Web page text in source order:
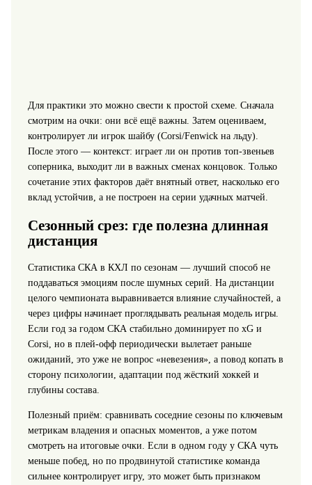
Для практики это можно свести к простой схеме. Сначала
смотрим на очки: они всё ещё важны. Затем оцениваем,
контролирует ли игрок шайбу (Corsi/Fenwick на льду).
После этого — контекст: играет ли он против топ-звеньев
соперника, выходит ли в важных сменах концовок. Только
сочетание этих факторов даёт внятный ответ, насколько его
вклад устойчив, а не построен на серии удачных матчей.
Сезонный срез: где полезна длинная
дистанция
Статистика СКА в КХЛ по сезонам — лучший способ не
поддаваться эмоциям после шумных серий. На дистанции
целого чемпионата выравнивается влияние случайностей, а
через цифры начинает проглядывать реальная модель игры.
Если год за годом СКА стабильно доминирует по xG и
Corsi, но в плей-офф периодически вылетает раньше
ожиданий, это уже не вопрос «невезения», а повод копать в
сторону психологии, адаптации под жёсткий хоккей и
глубины состава.
Полезный приём: сравнивать соседние сезоны по ключевым
метрикам владения и опасных моментов, а уже потом
смотреть на итоговые очки. Если в одном году у СКА чуть
меньше побед, но по продвинутой статистике команда
сильнее контролирует игру, это может быть признаком